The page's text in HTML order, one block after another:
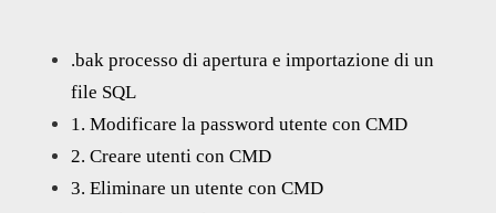
.bak processo di apertura e importazione di un
file SQL
1. Modificare la password utente con CMD
2. Creare utenti con CMD
3. Eliminare un utente con CMD